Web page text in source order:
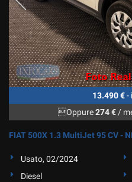
13.490 €-
Oppure274 €/
FIAT 500X 1.3 MultiJet 95 CV -
Usato, 02/2024
Diesel